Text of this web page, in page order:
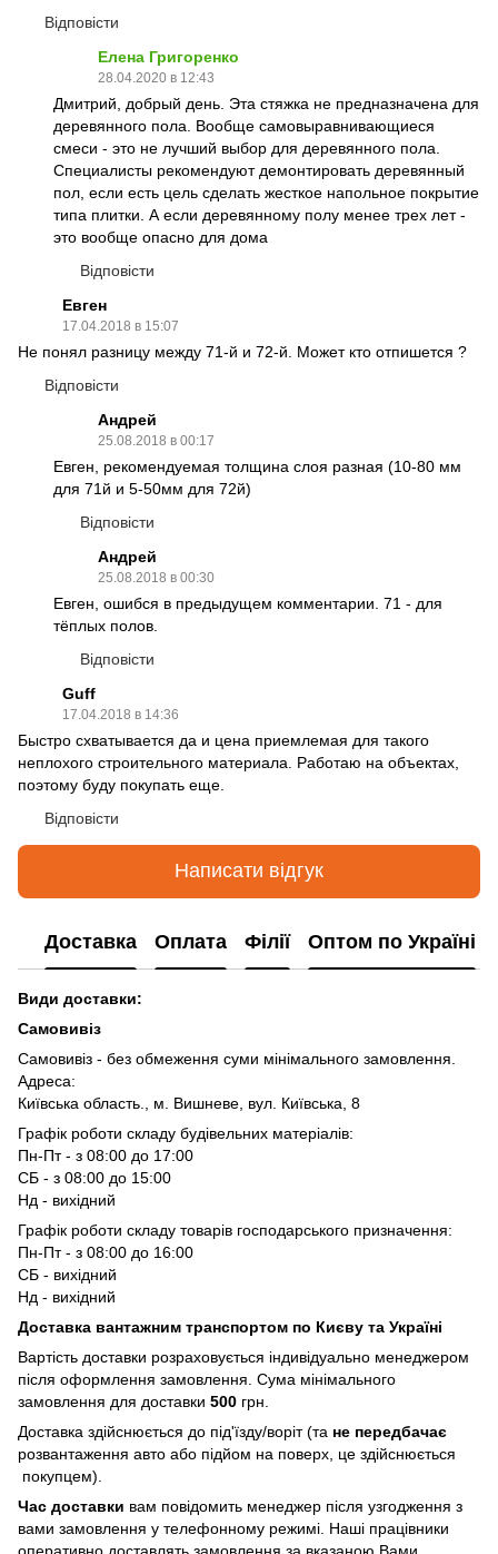
Відповісти
Елена Григоренко
28.04.2020 в 12:43
Дмитрий, добрый день. Эта стяжка не предназначена для
деревянного пола. Вообще самовыравнивающиеся
смеси - это не лучший выбор для деревянного пола.
Специалисты рекомендуют демонтировать деревянный
пол, если есть цель сделать жесткое напольное покрытие
типа плитки. А если деревянному полу менее трех лет -
это вообще опасно для дома
Відповісти
Евген
17.04.2018 в 15:07
Не понял разницу между 71-й и 72-й. Может кто отпишется ?
Відповісти
Андрей
25.08.2018 в 00:17
Евген, рекомендуемая толщина слоя разная (10-80 мм
для 71й и 5-50мм для 72й)
Відповісти
Андрей
25.08.2018 в 00:30
Евген, ошибся в предыдущем комментарии. 71 - для
тёплых полов.
Відповісти
Guff
17.04.2018 в 14:36
Быстро схватывается да и цена приемлемая для такого
неплохого строительного материала. Работаю на объектах,
поэтому буду покупать еще.
Відповісти
Написати відгук
Доставка Оплата Філії Оптом по Україні
Види доставки:
Самовивіз
Самовивіз - без обмеження суми мінімального замовлення.
Адреса:
Київська область., м. Вишневе, вул. Київська, 8
Графік роботи складу будівельних матеріалів:
Пн-Пт - з 08:00 до 17:00
СБ - з 08:00 до 15:00
Нд - вихідний
Графік роботи складу товарів господарського призначення:
Пн-Пт - з 08:00 до 16:00
СБ - вихідний
Нд - вихідний
Доставка вантажним транспортом по Києву та Україні
Вартість доставки розраховується індивідуально менеджером
після оформлення замовлення. Сума мінімального
замовлення для доставки 500 грн.
Доставка здійснюється до під'їзду/воріт (та не передбачає
розвантаження авто або підйом на поверх, це здійснюється
покупцем).
Час доставки вам повідомить менеджер після узгодження з
вами замовлення у телефонному режимі. Наші працівники
оперативно доставлять замовлення за вказаною Вами